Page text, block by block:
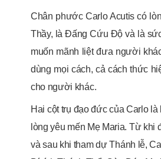
Chân phước Carlo Acutis có
Thầy, là Đấng Cứu Độ và là
muốn mãnh liệt đưa người
dùng mọi cách, cả cách thức
cho người khác.
Hai cột trụ đạo đức của Carlo
lòng yêu mến Mẹ Maria. Từ
và sau khi tham dự Thánh lễ,